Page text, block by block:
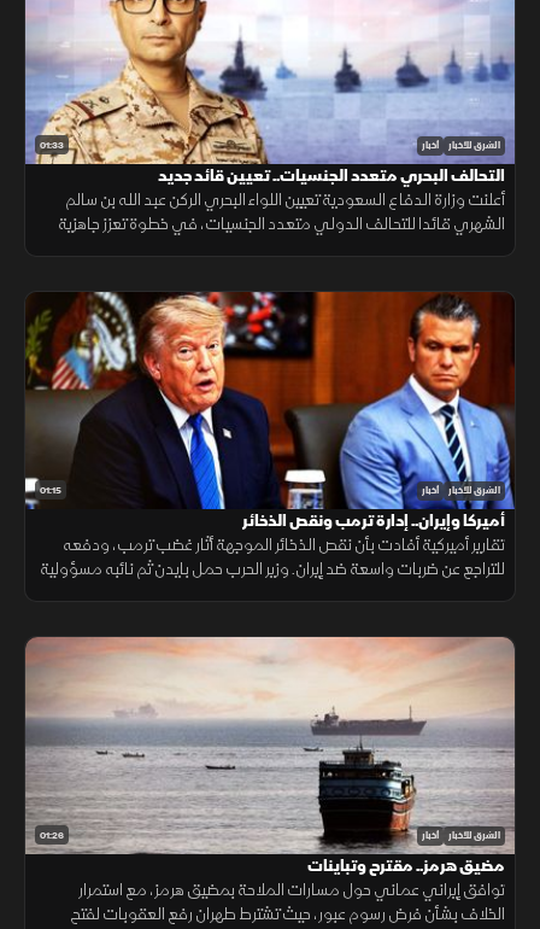
01:33 الشرق للأخبار أخبار
التحالف البحري متعدد الجنسيات.. تعيين قائد جديد
أعلنت وزارة الدفاع السعودية تعيين اللواء البحري الركن عبد الله بن سالم
الشهري قائدا للتحالف الدولي متعدد الجنسيات، في خطوة تعزز جاهزية
01:15 الشرق للأخبار أخبار
أميركا وإيران.. إدارة ترمب ونقص الذخائر
تقارير أميركية أفادت بأن نقص الذخائر الموجهة أثار غضب ترمب، ودفعه
للتراجع عن ضربات واسعة ضد إيران. وزير الحرب حمل بايدن ثم نائبه مسؤولية
01:26 الشرق للأخبار أخبار
مضيق هرمز.. مقترح وتباينات
توافق إيراني عماني حول مسارات الملاحة بمضيق هرمز، مع استمرار
الخلاف بشأن فرض رسوم عبور، حيث تشترط طهران رفع العقوبات لفتح